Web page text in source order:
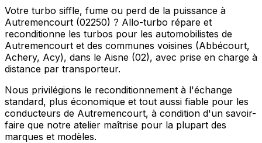
Votre turbo siffle, fume ou perd de la puissance à
Autremencourt (02250) ? Allo-turbo répare et
reconditionne les turbos pour les automobilistes de
Autremencourt et des communes voisines (Abbécourt,
Achery, Acy), dans le Aisne (02), avec prise en charge à
distance par transporteur.
Nous privilégions le reconditionnement à l'échange
standard, plus économique et tout aussi fiable pour les
conducteurs de Autremencourt, à condition d'un savoir-
faire que notre atelier maîtrise pour la plupart des
marques et modèles.